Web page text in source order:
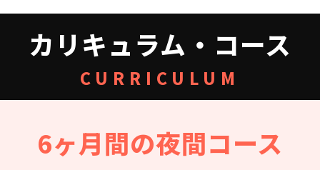
カリキュラム・コース
CURRICULUM
6ヶ月間の夜間コース